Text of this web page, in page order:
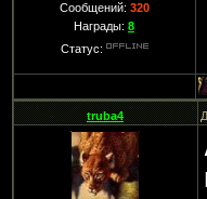
Сообщений: 320
Награды: 8
Статус:
truba4